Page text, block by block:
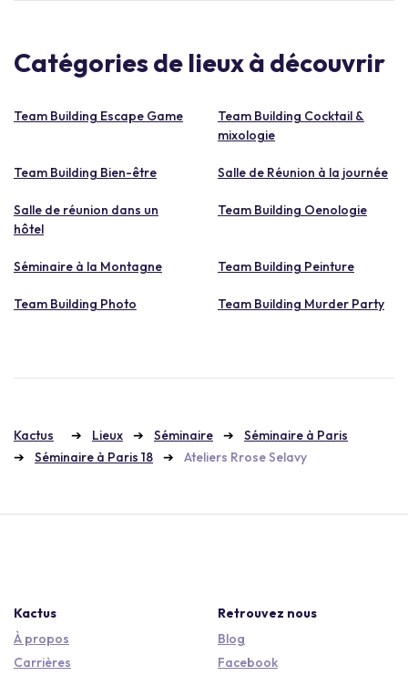
Catégories de lieux à découvrir
Team Building Escape Game
Team Building Cocktail &
mixologie
Team Building Bien-être Salle de Réunion à la journée
Salle de réunion dans un
hôtel
Team Building Oenologie
Séminaire à la Montagne Team Building Peinture
Team Building Photo Team Building Murder Party
Kactus Lieux Séminaire
Séminaire à Paris
Séminaire à Paris 18
Ateliers Rrose Selavy
Kactus
À propos
Carrières
Retrouvez nous
Blog
Facebook